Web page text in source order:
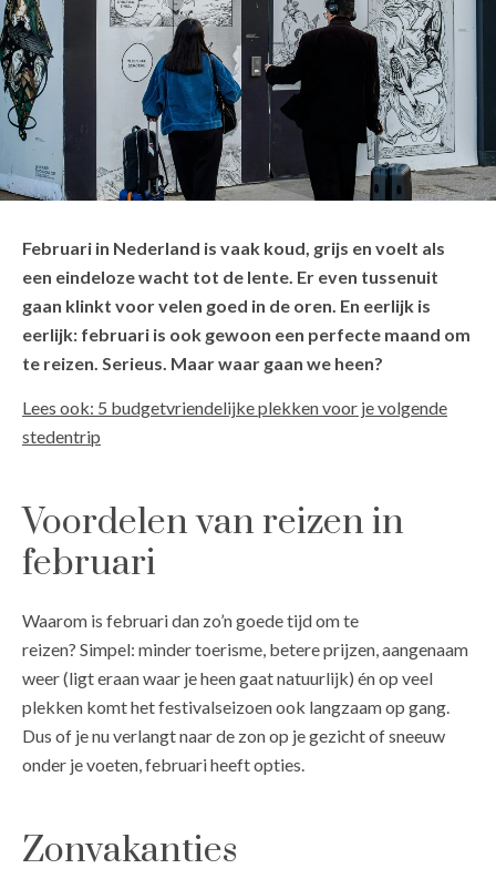
Februari in Nederland is vaak koud, grijs en voelt als
een eindeloze wacht tot de lente. Er even tussenuit
gaan klinkt voor velen goed in de oren. En eerlijk is
eerlijk: februari is ook gewoon een perfecte maand om
te reizen. Serieus. Maar waar gaan we heen?
Lees ook: 5 budgetvriendelijke plekken voor je volgende
stedentrip
Voordelen van reizen in
februari
Waarom is februari dan zo’n goede tijd om te
reizen? Simpel: minder toerisme, betere prijzen, aangenaam
weer (ligt eraan waar je heen gaat natuurlijk) én op veel
plekken komt het festivalseizoen ook langzaam op gang.
Dus of je nu verlangt naar de zon op je gezicht of sneeuw
onder je voeten, februari heeft opties.
Zonvakanties